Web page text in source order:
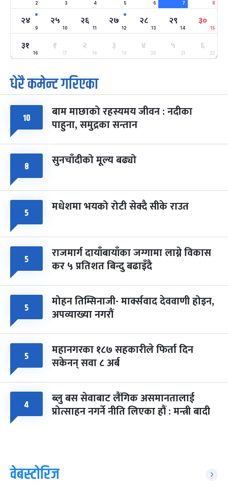
सोम
अन्तराष्ट्रिय नारी दिवस
फाल्गुन २४, २०८३- Mar 8, 2027
७ महिना बाँकी
२५
मंगल
ग्याल्पो ल्होसार
फाल्गुन २५, २०८३ Mar 9, 2027
७ महिना बाँकी
७
आइत
पूर्णिमा व्रत
चैत्र ७, २०८३-Mar 21, 2027
८ फागुपूर्णिमा
चैत्र ८, २०८३-Mar 22, 2027
७ महिना बाँकी
2 3 4 5 6 7 8
२४
9
२५
10
२६
11
२७
12
२८
13
२९
14
३०
15
३१
16
१
17
२
18
३
19
४
20
५
21
६
22
धेरै कमेन्ट गरिएका
१० बाम माछाको रहस्यमय जीवन : नदीका
पाहुना, समुद्रका सन्तान
८ सुनचाँदीको मूल्य बढ्यो
५ मधेशमा भयको रोटी सेक्दै सीके राउत
५ राजमार्ग दायाँबायाँका जग्गामा लाग्ने विकास
कर ५ प्रतिशत बिन्दु बढाइँदै
५ मोहन तिम्सिनाजी- मार्क्सवाद देववाणी होइन,
अपव्याख्या नगरौं
५ महानगरका १८७ सहकारीले फिर्ता दिन
सकेनन् सवा ८ अर्ब
४ ब्लु बस सेवाबाट लैंगिक असमानतालाई
प्रोत्साहन नगर्ने नीति लिएका हौं : मन्त्री बादी
वेबस्टोरिज